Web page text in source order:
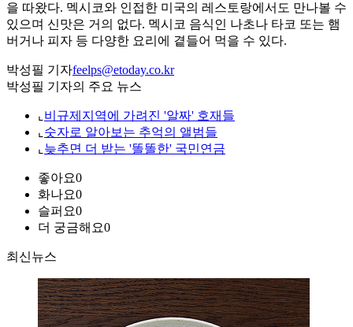
을 따왔다. 멕시코와 인접한 미국의 레스토랑에서도 만나볼 수
있으며 신맛은 거의 없다. 멕시코 음식인 나초나 타코 또는 햄
버거나 피자 등 다양한 요리에 곁들어 먹을 수 있다.
박성필 기자feelps@etoday.co.kr
박성필 기자의 주요 뉴스
⌞ 비규제지역에 가려진 '알짜' 호재들
⌞ 숫자로 알아보는 추억의 앨범들
⌞ 늦추면 더 받는 '똘똘한' 국민연금
좋아요0
화나요0
슬퍼요0
더 궁금해요0
최신뉴스